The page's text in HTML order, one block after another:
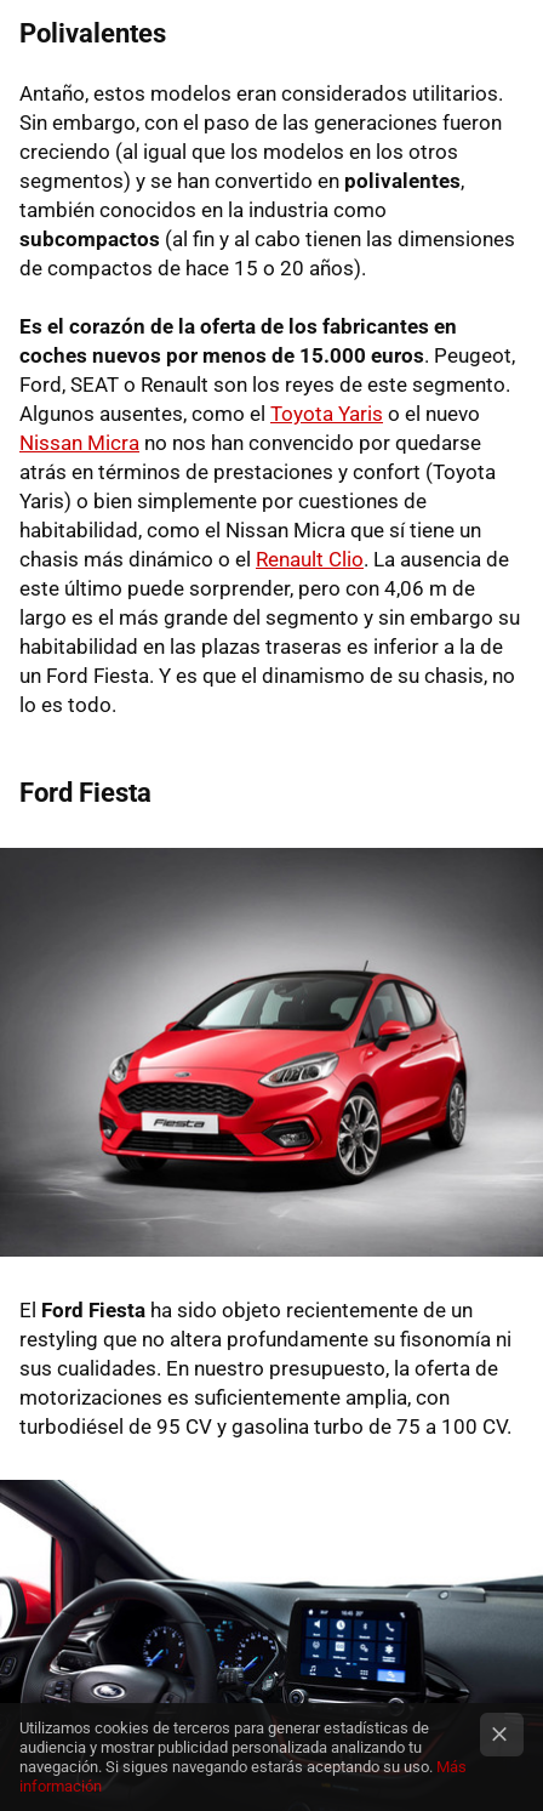
Polivalentes
Antaño, estos modelos eran considerados utilitarios.
Sin embargo, con el paso de las generaciones fueron
creciendo (al igual que los modelos en los otros
segmentos) y se han convertido en polivalentes,
también conocidos en la industria como
subcompactos (al fin y al cabo tienen las dimensiones
de compactos de hace 15 o 20 años).
Es el corazón de la oferta de los fabricantes en
coches nuevos por menos de 15.000 euros. Peugeot,
Ford, SEAT o Renault son los reyes de este segmento.
Algunos ausentes, como el Toyota Yaris o el nuevo
Nissan Micra no nos han convencido por quedarse
atrás en términos de prestaciones y confort (Toyota
Yaris) o bien simplemente por cuestiones de
habitabilidad, como el Nissan Micra que sí tiene un
chasis más dinámico o el Renault Clio. La ausencia de
este último puede sorprender, pero con 4,06 m de
largo es el más grande del segmento y sin embargo su
habitabilidad en las plazas traseras es inferior a la de
un Ford Fiesta. Y es que el dinamismo de su chasis, no
lo es todo.
Ford Fiesta
El Ford Fiesta ha sido objeto recientemente de un
restyling que no altera profundamente su fisonomía ni
sus cualidades. En nuestro presupuesto, la oferta de
motorizaciones es suficientemente amplia, con
turbodiésel de 95 CV y gasolina turbo de 75 a 100 CV.
Utilizamos cookies de terceros para generar estadísticas de
audiencia y mostrar publicidad personalizada analizando tu
navegación. Si sigues navegando estarás aceptando su uso. Más
información